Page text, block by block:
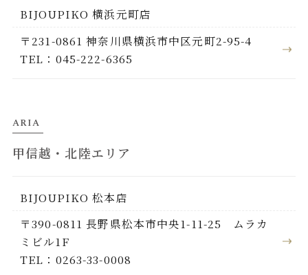
BIJOUPIKO 横浜元町店
〒231-0861 神奈川県横浜市中区元町2-95-4
TEL：045-222-6365
ARIA
甲信越・北陸エリア
BIJOUPIKO 松本店
〒390-0811 長野県松本市中央1-11-25 ムラカ
ミビル1F
TEL：0263-33-0008